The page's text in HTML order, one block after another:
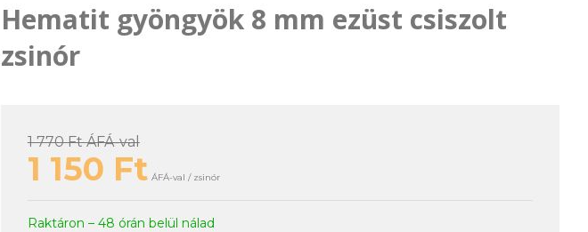
Hematit gyöngyök 8 mm ezüst csiszolt
zsinór
1 770 FtÁFÁ-val
1 150 Ft ÁFÁ-val / zsinór
Raktáron – 48 órán belül nálad